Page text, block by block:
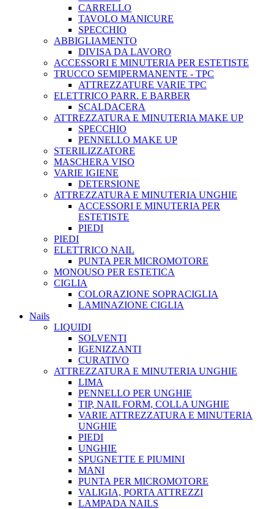
CARRELLO
TAVOLO MANICURE
SPECCHIO
ABBIGLIAMENTO
DIVISA DA LAVORO
ACCESSORI E MINUTERIA PER ESTETISTE
TRUCCO SEMIPERMANENTE - TPC
ATTREZZATURE VARIE TPC
ELETTRICO PARR. E BARBER
SCALDACERA
ATTREZZATURA E MINUTERIA MAKE UP
SPECCHIO
PENNELLO MAKE UP
STERILIZZATORE
MASCHERA VISO
VARIE IGIENE
DETERSIONE
ATTREZZATURA E MINUTERIA UNGHIE
ACCESSORI E MINUTERIA PER
ESTETISTE
PIEDI
PIEDI
ELETTRICO NAIL
PUNTA PER MICROMOTORE
MONOUSO PER ESTETICA
CIGLIA
COLORAZIONE SOPRACIGLIA
LAMINAZIONE CIGLIA
Nails
LIQUIDI
SOLVENTI
IGENIZZANTI
CURATIVO
ATTREZZATURA E MINUTERIA UNGHIE
LIMA
PENNELLO PER UNGHIE
TIP, NAIL FORM, COLLA UNGHIE
VARIE ATTREZZATURA E MINUTERIA
UNGHIE
PIEDI
UNGHIE
SPUGNETTE E PIUMINI
MANI
PUNTA PER MICROMOTORE
VALIGIA, PORTA ATTREZZI
LAMPADA NAILS